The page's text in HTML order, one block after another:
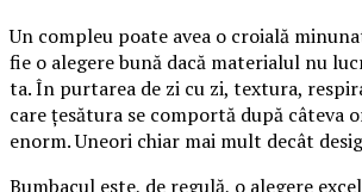
Un compleu poate avea o croială
fie o alegere bună dacă materialul nu
ta. În purtarea de zi cu zi, textura,
care țesătura se comportă după câteva
enorm. Uneori chiar mai mult decât
Bumbacul este, de regulă, o alegere